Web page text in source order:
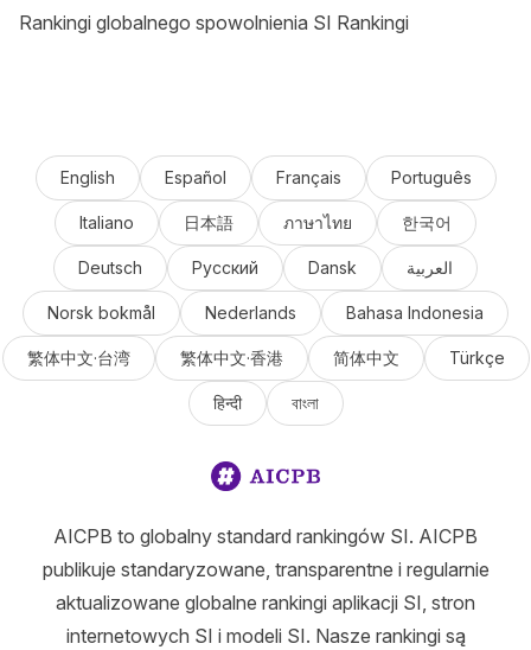
Rankingi globalnego spowolnienia SI Rankingi
English Español Français Português
Italiano 日本語 ภาษาไทย 한국어
Deutsch Русский Dansk العربية
Norsk bokmål Nederlands Bahasa Indonesia
繁体中文·台湾 繁体中文·香港 简体中文 Türkçe
हिन्दी বাংলা
AICPB to globalny standard rankingów SI. AICPB
publikuje standaryzowane, transparentne i regularnie
aktualizowane globalne rankingi aplikacji SI, stron
internetowych SI i modeli SI. Nasze rankingi są